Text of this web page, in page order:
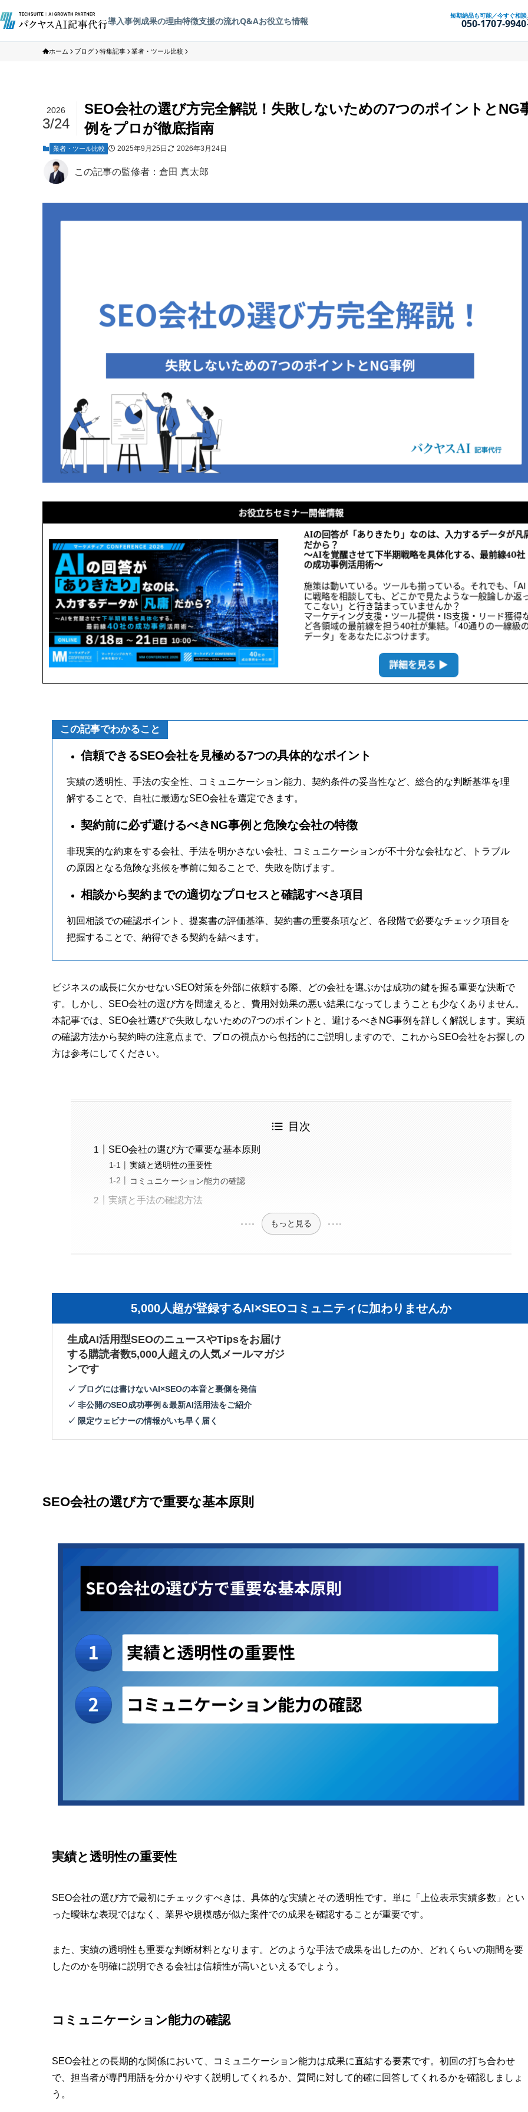
導入事例成果の理由特徴支援の流れQ&Aお役立ち情報 短期納品も可能／今すぐ相談
050-1707-9940
ホーム ブログ 特集記事 業者・ツール比較
SEO会社の選び方完全解説！失敗しないための7つのポイントとNG
例をプロが徹底指南
2026
3/24
業者・ツール比較 2025年9月25日 2026年3月24日
この記事の監修者：倉田 真太郎
この記事でわかること
信頼できるSEO会社を見極める7つの具体的なポイント
実績の透明性、手法の安全性、コミュニケーション能力、契約条件の妥当性など、総合的な判断基準を理
解することで、自社に最適なSEO会社を選定できます。
契約前に必ず避けるべきNG事例と危険な会社の特徴
非現実的な約束をする会社、手法を明かさない会社、コミュニケーションが不十分な会社など、トラブル
の原因となる危険な兆候を事前に知ることで、失敗を防げます。
相談から契約までの適切なプロセスと確認すべき項目
初回相談での確認ポイント、提案書の評価基準、契約書の重要条項など、各段階で必要なチェック項目を
把握することで、納得できる契約を結べます。
ビジネスの成長に欠かせないSEO対策を外部に依頼する際、どの会社を選ぶかは成功の鍵を握る重要な決断で
す。しかし、SEO会社の選び方を間違えると、費用対効果の悪い結果になってしまうことも少なくありません。
本記事では、SEO会社選びで失敗しないための7つのポイントと、避けるべきNG事例を詳しく解説します。実績
の確認方法から契約時の注意点まで、プロの視点から包括的にご説明しますので、これからSEO会社をお探しの
方は参考にしてください。
目次
SEO会社の選び方で重要な基本原則
実績と透明性の重要性
コミュニケーション能力の確認
実績と手法の確認方法
もっと見る
5,000人超が登録するAI×SEOコミュニティに加わりませんか
生成AI活用型SEOのニュースやTipsをお届け
する購読者数5,000人超えの人気メールマガジ
ンです
✓ ブログには書けないAI×SEOの本音と裏側を発信
✓ 非公開のSEO成功事例＆最新AI活用法をご紹介
✓ 限定ウェビナーの情報がいち早く届く
SEO会社の選び方で重要な基本原則
実績と透明性の重要性
SEO会社の選び方で最初にチェックすべきは、具体的な実績とその透明性です。単に「上位表示実績多数」とい
った曖昧な表現ではなく、業界や規模感が似た案件での成果を確認することが重要です。
また、実績の透明性も重要な判断材料となります。どのような手法で成果を出したのか、どれくらいの期間を要
したのかを明確に説明できる会社は信頼性が高いといえるでしょう。
コミュニケーション能力の確認
SEO会社との長期的な関係において、コミュニケーション能力は成果に直結する要素です。初回の打ち合わせ
で、担当者が専門用語を分かりやすく説明してくれるか、質問に対して的確に回答してくれるかを確認しましょ
う。